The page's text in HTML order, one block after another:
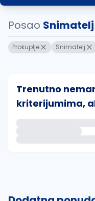
Posao
Prokuplje Snimatelj
Trenutno
kriterijumima,